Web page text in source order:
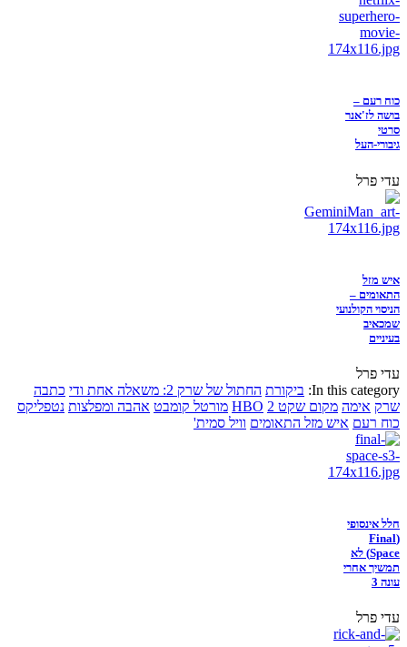
כוח רעם –
בושה לז'אנר
סרטי
גיבורי-העל
עדי פרל
איש מזל
התאומים –
הניסוי הקולנועי
שמכאיב
בעיניים
עדי פרל
In this category: ביקורת החתול של שרק 2: משאלה אחת ודי
כתבה
שרק אימה מקום שקט 2 HBO מורטל קומבט אהבה ומפלצות נטפליקס
כוח רעם איש מזל התאומים וויל סמית'
חלל אינסופי
(Final
Space) לא
תמשיך אחרי
עונה 3
עדי פרל